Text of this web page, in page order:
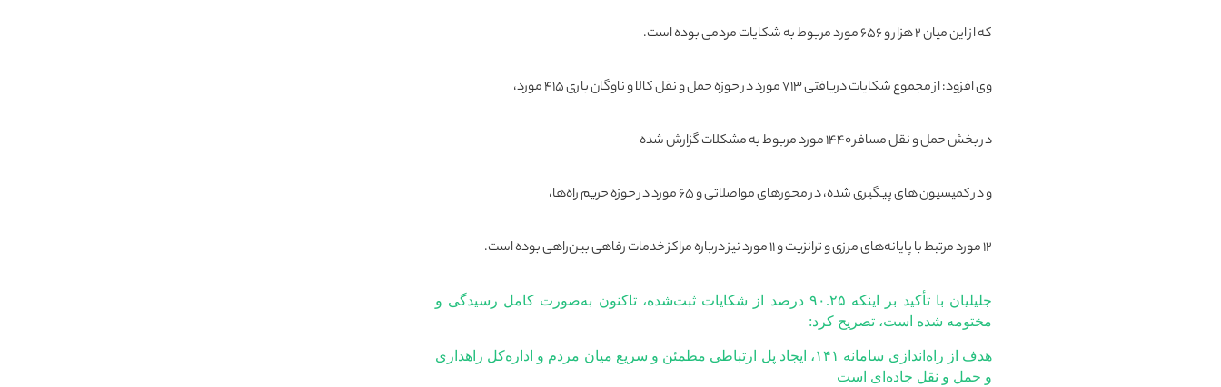
که از این میان ۲ هزار و ۶۵۶ مورد مربوط به شکایات مردمی بوده است.
وی افزود: از مجموع شکایات دریافتی ۷۱۳ مورد در حوزه حمل‌ و نقل کالا و ناوگان باری ۴۱۵ مورد،
در بخش حمل‌ و نقل مسافر ۱۴۴۰ مورد مربوط به مشکلات گزارش شده
و در کمیسیون های پیگیری شده، در محورهای مواصلاتی و ۶۵ مورد در حوزه حریم راه‌ها،
۱۲ مورد مرتبط با پایانه‌های مرزی و ترانزیت و ۱۱ مورد نیز درباره مراکز خدمات رفاهی بین‌راهی بوده است.
جلیلیان با تأکید بر اینکه ۹۰.۲۵ درصد از شکایات ثبت‌شده، تاکنون به‌صورت کامل رسیدگی و
مختومه شده است، تصریح کرد:
هدف از راه‌اندازی سامانه ۱۴۱، ایجاد پل ارتباطی مطمئن و سریع میان مردم و اداره‌کل راهداری
و حمل‌ و نقل جاده‌ای است